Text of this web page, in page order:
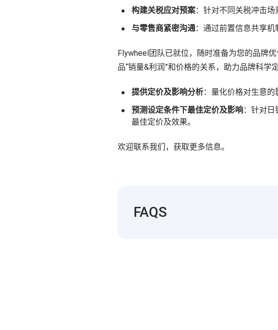
构建关税应对预案：针对不同关税冲击
与零售商紧密沟通：通过前置信息共享
Flywheel团队已就位，随时准备为您的品牌
品“销量&利润”和价格的关系，助力品牌科学定
提供定价及影响分析：量化价格对生意的
预测设定条件下最佳定价及影响：针对
最佳定价及效果。
欢迎联系我们，获取更多信息。
FAQS